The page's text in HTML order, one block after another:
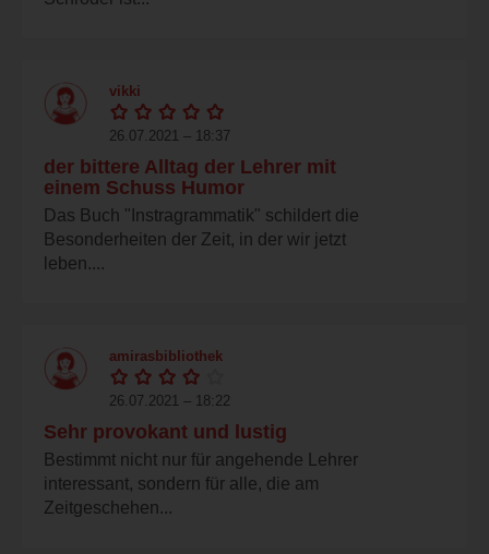
vikki
26.07.2021 – 18:37
der bittere Alltag der Lehrer mit
einem Schuss Humor
Das Buch "Instragrammatik" schildert die
Besonderheiten der Zeit, in der wir jetzt
leben....
amirasbibliothek
26.07.2021 – 18:22
Sehr provokant und lustig
Bestimmt nicht nur für angehende Lehrer
interessant, sondern für alle, die am
Zeitgeschehen...